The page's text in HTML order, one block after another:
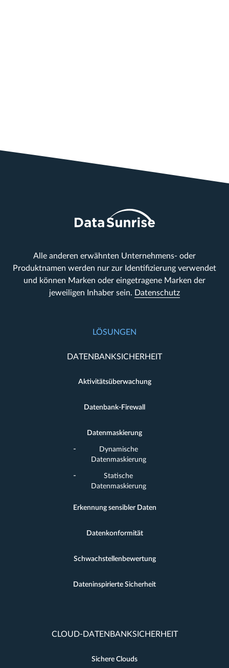
Alle anderen erwähnten Unternehmens- oder
Produktnamen werden nur zur Identifizierung verwendet
und können Marken oder eingetragene Marken der
jeweiligen Inhaber sein. Datenschutz
LÖSUNGEN
DATENBANKSICHERHEIT
Aktivitätsüberwachung
Datenbank-Firewall
Datenmaskierung
Dynamische
Datenmaskierung
Statische
Datenmaskierung
Erkennung sensibler Daten
Datenkonformität
Schwachstellenbewertung
Dateninspirierte Sicherheit
CLOUD-DATENBANKSICHERHEIT
Sichere Clouds